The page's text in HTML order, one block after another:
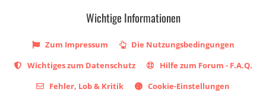
Wichtige Informationen
Zum Impressum
Die Nutzungsbedingungen
Wichtiges zum Datenschutz
Hilfe zum Forum - F.A.Q.
Fehler, Lob & Kritik
Cookie-Einstellungen